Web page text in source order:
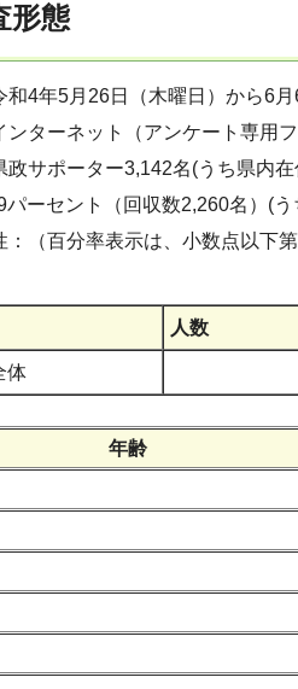
形態
和4年5月26日（木曜日）から6月
ンターネット（アンケート専用
政サポーター3,142名(うち県内
パーセント（回収数2,260名）(う
：（百分率表示は、小数点以下
人数
体
年齢